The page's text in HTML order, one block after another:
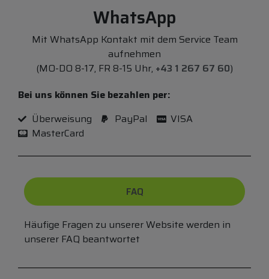
WhatsApp
Mit WhatsApp Kontakt mit dem Service Team
aufnehmen
(MO-DO 8-17, FR 8-15 Uhr, +43 1 267 67 60)
Bei uns können Sie bezahlen per:
Überweisung
PayPal
VISA
MasterCard
FAQ
Häufige Fragen zu unserer Website werden in
unserer FAQ beantwortet